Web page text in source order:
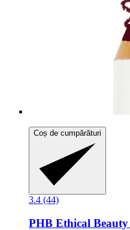
Coș de cumpărături
3.4 (44)
PHB Ethical Beauty